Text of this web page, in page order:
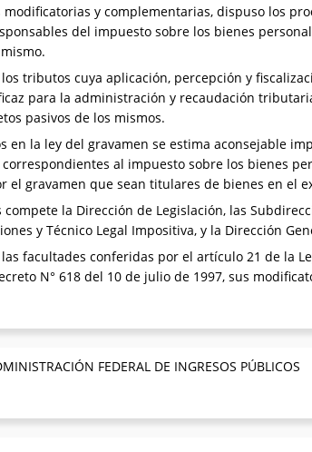
modificatorias y complementarias, dispuso los
del impuesto sobre los bienes
tributos cuya aplicación, percepción y
para la administración y recaudación
pasivos de los mismos.
en la ley del gravamen se estima aconsejable
al impuesto sobre los bienes
el gravamen que sean titulares de bienes en el
la Dirección de Legislación, las
y Técnico Legal Impositiva, y la Dirección
facultades conferidas por el artículo 21 de la
N° 618 del 10 de julio de 1997, sus
FEDERAL DE INGRESOS PÚBLICOS